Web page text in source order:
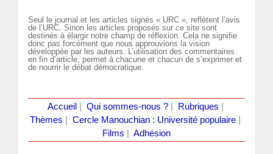
Seul le journal et les articles signés « URC », reflètent l’avis
de l’URC. Sinon les articles proposés sur ce site sont
destinés à élargir notre champ de réflexion. Cela ne signifie
donc pas forcément que nous approuvions la vision
développée par les auteurs. L’utilisation des commentaires
en fin d’article, permet à chacune et chacun de s’exprimer et
de nourrir le débat démocratique.
Accueil Qui sommes-nous ?| Rubriques
Thèmes
Cercle Manouchian : Université populaire
Films
Adhésion